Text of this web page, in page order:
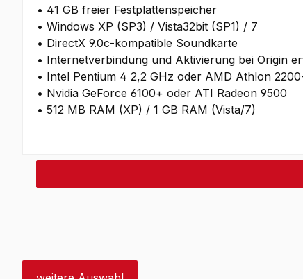
• 41 GB freier Festplattenspeicher
• Windows XP (SP3) / Vista32bit (SP1) / 7
• DirectX 9.0c-kompatible Soundkarte
• Internetverbindung und Aktivierung bei Origin
• Intel Pentium 4 2,2 GHz oder AMD Athlon
• Nvidia GeForce 6100+ oder ATI Radeon 9500
• 512 MB RAM (XP) / 1 GB RAM (Vista/7)